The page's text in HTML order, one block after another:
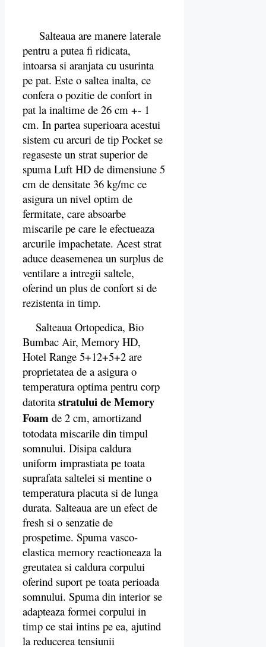
Salteaua are manere laterale
pentru a putea fi ridicata,
intoarsa si aranjata cu usurinta
pe pat. Este o saltea inalta, ce
confera o pozitie de confort in
pat la inaltime de 26 cm +- 1
cm. In partea superioara acestui
sistem cu arcuri de tip Pocket se
regaseste un strat superior de
spuma Luft HD de dimensiune 5
cm de densitate 36 kg/mc ce
asigura un nivel optim de
fermitate, care absoarbe
miscarile pe care le efectueaza
arcurile impachetate. Acest strat
aduce deasemenea un surplus de
ventilare a intregii saltele,
oferind un plus de confort si de
rezistenta in timp.
Salteaua Ortopedica, Bio
Bumbac Air, Memory HD,
Hotel Range 5+12+5+2 are
proprietatea de a asigura o
temperatura optima pentru corp
datorita stratului de Memory
Foam de 2 cm, amortizand
totodata miscarile din timpul
somnului. Disipa caldura
uniform imprastiata pe toata
suprafata saltelei si mentine o
temperatura placuta si de lunga
durata. Salteaua are un efect de
fresh si o senzatie de
prospetime. Spuma vasco-
elastica memory reactioneaza la
greutatea si caldura corpului
oferind suport pe toata perioada
somnului. Spuma din interior se
adapteaza formei corpului in
timp ce stai intins pe ea, ajutind
la reducerea tensiunii